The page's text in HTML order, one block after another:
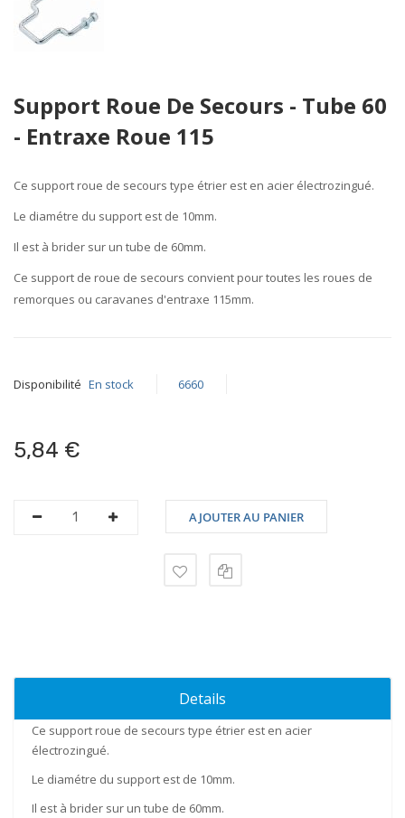
to
beginning
the
gallery
Support Roue De Secours - Tube 60
- Entraxe Roue 115
Ce support roue de secours type étrier est en acier électrozingué.
Le diamétre du support est de 10mm.
Il est à brider sur un tube de 60mm.
Ce support de roue de secours convient pour toutes les roues de
remorques ou caravanes d'entraxe 115mm.
Disponibilité En stock 6660
5,84 €
AJOUTER AU PANIER
Details
Ce support roue de secours type étrier est en acier
électrozingué.
Le diamétre du support est de 10mm.
Il est à brider sur un tube de 60mm.